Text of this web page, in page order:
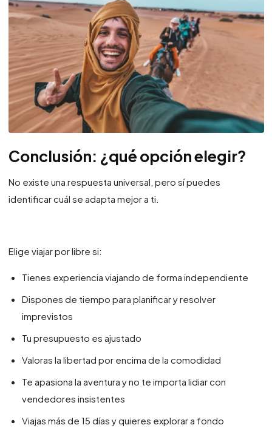
Conclusión: ¿qué opción elegir?
No existe una respuesta universal, pero sí puedes
identificar cuál se adapta mejor a ti.
Elige viajar por libre si:
Tienes experiencia viajando de forma independiente
Dispones de tiempo para planificar y resolver
imprevistos
Tu presupuesto es ajustado
Valoras la libertad por encima de la comodidad
Te apasiona la aventura y no te importa lidiar con
vendedores insistentes
Viajas más de 15 días y quieres explorar a fondo